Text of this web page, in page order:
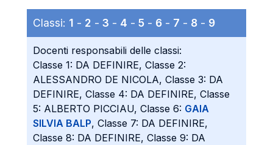
Classi: 1 - 2 - 3 - 4 - 5 - 6 - 7 - 8 - 9
Docenti responsabili delle classi:
Classe 1: DA DEFINIRE, Classe 2:
ALESSANDRO DE NICOLA, Classe 3: DA
DEFINIRE, Classe 4: DA DEFINIRE, Classe
5: ALBERTO PICCIAU, Classe 6: GAIA
SILVIA BALP, Classe 7: DA DEFINIRE,
Classe 8: DA DEFINIRE, Classe 9: DA